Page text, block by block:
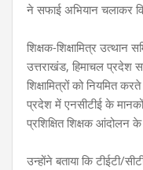
ने सफाई अभियान चलाकर
शिक्षक-शिक्षामित्र उत्थान
उत्तराखंड, हिमाचल प्रदेश
शिक्षामित्रों को नियमित
प्रदेश में एनसीटीई के
प्रशिक्षित शिक्षक आंदोलन
उन्होंने बताया कि टीईटी/